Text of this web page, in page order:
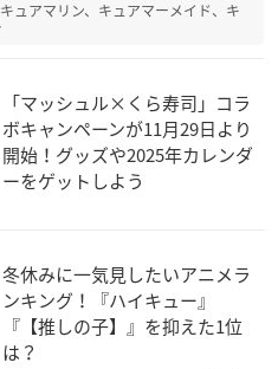
ュアマリン、キュアマーメイド、キ
「マッシュル×くら寿司」コラ
ボキャンペーンが11月29日より
開始！グッズや2025年カレンダ
ーをゲットしよう
冬休みに一気見したいアニメラ
ンキング！『ハイキュー』
『【推しの子】』を抑えた1位
は？